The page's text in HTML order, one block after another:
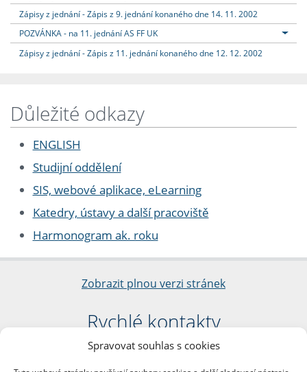
Spravovat souhlas s cookies
Zápisy z jednání - Zápis z 9. jednání konaného dne 14. 11. 2002
POZVÁNKA - na 11. jednání AS FF UK
Zápisy z jednání - Zápis z 11. jednání konaného dne 12. 12. 2002
Důležité odkazy
ENGLISH
Studijní oddělení
SIS, webové aplikace, eLearning
Katedry, ústavy a další pracoviště
Harmonogram ak. roku
Zobrazit plnou verzi stránek
Rychlé kontakty
Filozofická fakulta